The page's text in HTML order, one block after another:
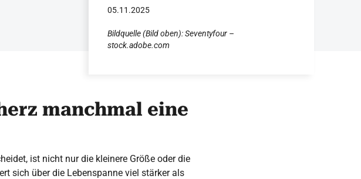
05.11.2025
Bildquelle (Bild oben): Seventyfour –
stock.adobe.com
manchmal eine
ist nicht nur die kleinere Größe oder die
sich über die Lebenspanne viel stärker als